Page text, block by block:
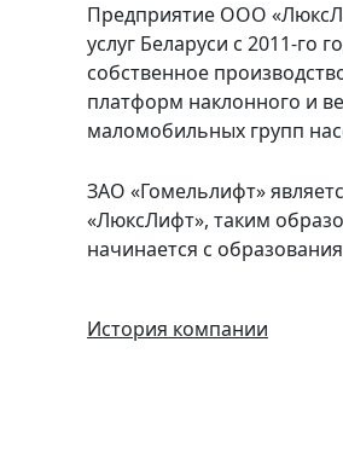
Предприятие ООО
услуг Беларуси с 2011-го
собственное
платформ наклонного и
маломобильных групп
ЗАО «Гомельлифт»
«ЛюксЛифт», таким
начинается с
История компании